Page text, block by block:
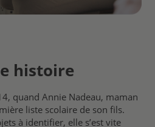
histoire
quand Annie Nadeau, maman
liste scolaire de son fils.
à identifier, elle s’est vite